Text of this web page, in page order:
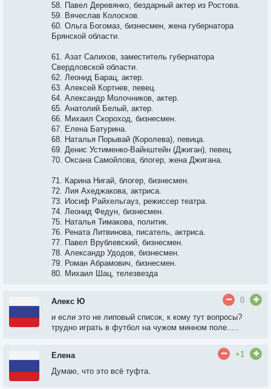
58. Павел Деревянко, бездарный актер из Ростова.
59. Вячеслав Колосков.
60. Ольга Богомаз, бизнесмен, жена губернатора
Брянской области.
61. Азат Салихов, заместитель губернатора
Свердловской области.
62. Леонид Барац, актер.
63. Алексей Кортнев, певец.
64. Александр Молочников, актер.
65. Анатолий Белый, актер.
66. Михаил Скороход, бизнесмен.
67. Елена Батурина.
68. Наталья Порывай (Королева), певица.
69. Денис Устименко-Вайнштейн (Джиган), певец.
70. Оксана Самойлова, блогер, жена Джигана.
71. Карина Нигай, блогер, бизнесмен.
72. Лия Ахеджакова, актриса.
73. Иосиф Райхельгауз, режиссер театра.
74. Леонид Федун, бизнесмен.
75. Наталья Тимакова, политик.
76. Рената Литвинова, писатель, актриса.
77. Павел Врублевский, бизнесмен.
78. Александр Удодов, бизнесмен.
79. Роман Абрамович, бизнесмен.
80. Михаил Шац, телезвезда
Алекс Ю
0
и если это не липовый список, к кому тут вопросы?
трудно играть в футбол на чужом минном поле.....
Елена
+1
Думаю, что это всё туфта.